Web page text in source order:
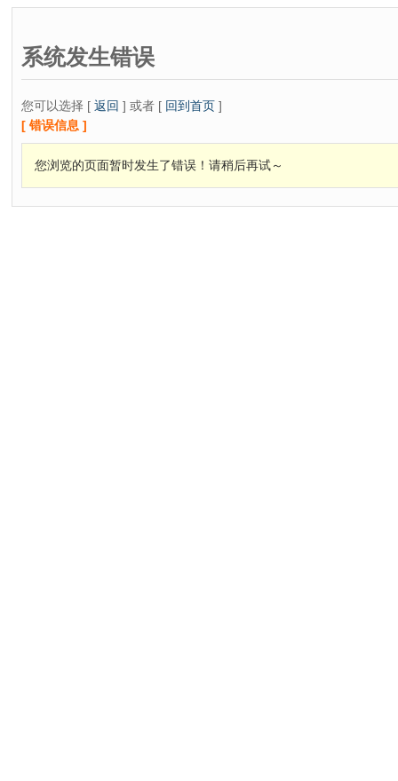
系统发生错误
您可以选择 [ 返回 ] 或者 [ 回到首页 ]
[ 错误信息 ]
您浏览的页面暂时发生了错误！请稍后再试～